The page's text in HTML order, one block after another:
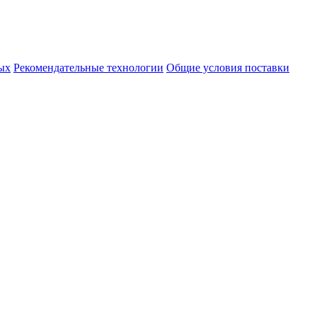
Рекомендательные технологии Общие условия поставки